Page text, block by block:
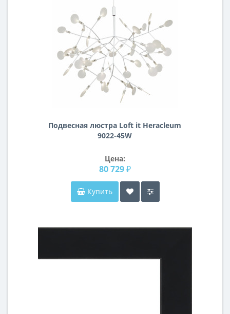
Подвесная люстра Loft it Heracleum
9022-45W
Цена:
80 729 ₽
Купить